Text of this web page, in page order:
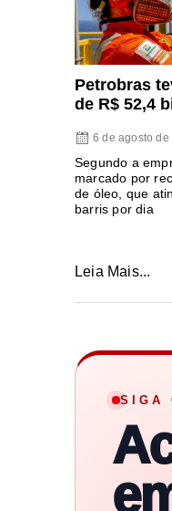
Petrobras
de R$ 52,4
6 de agosto de
Segundo a
marcado por
de óleo, que
barris por dia
Leia Mais...
SIGA